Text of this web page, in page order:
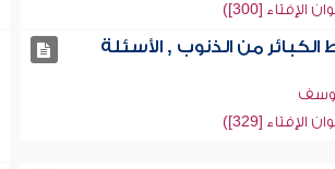
[300])
الكبائر من الذنوب , الأسئلة
[329])